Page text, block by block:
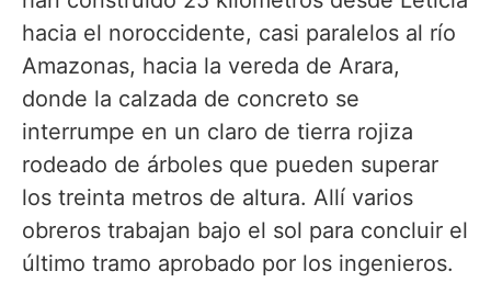
hacia el noroccidente, casi paralelos al río
Amazonas, hacia la vereda de Arara,
donde la calzada de concreto se
interrumpe en un claro de tierra rojiza
rodeado de árboles que pueden superar
los treinta metros de altura. Allí varios
obreros trabajan bajo el sol para concluir el
último tramo aprobado por los ingenieros.